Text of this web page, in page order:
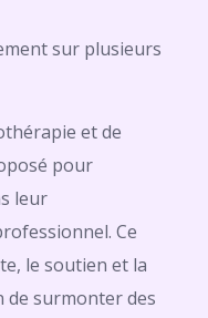
sur plusieurs
et de
pour
leur
Ce
le soutien et la
de surmonter des